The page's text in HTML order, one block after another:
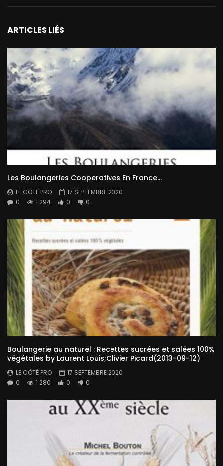
ARTICLES LIÉS
Les Boulangeries Cooperatives En France…
LE CÔTÉ PRO
17 SEPTEMBRE 2020
0
1 294 0 0
Boulangerie au naturel : Recettes sucrées et salées 100%
végétales by Laurent Louis;Olivier Picard(2013-09-12)
LE CÔTÉ PRO
17 SEPTEMBRE 2020
0
1 280 0 0